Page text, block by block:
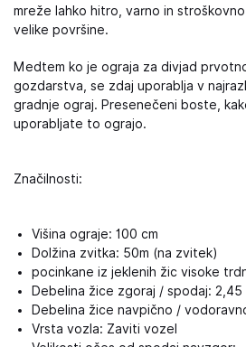
mreže lahko hitro, varno in
velike površine.
Medtem ko je ograja za divjad
gozdarstva, se zdaj uporablja v
gradnje ograj. Presenečeni boste,
uporabljate to ograjo.
Značilnosti:
Višina ograje: 100 cm
Dolžina zvitka: 50m (na zvitek)
pocinkane iz jeklenih žic visoke
Debelina žice zgoraj / spodaj: 2,45
Debelina žice navpično /
Vrsta vozla: Zaviti vozel